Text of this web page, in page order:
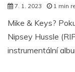
7. 1. 2023 1 min
Mike & Keys?
Nipsey Hussle
instrumentální